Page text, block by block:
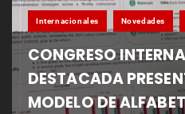
Internacionales Novedades
CONGRESO
DESTACADA
MODELO DE